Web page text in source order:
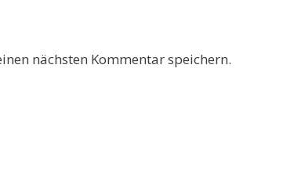
nächsten Kommentar speichern.